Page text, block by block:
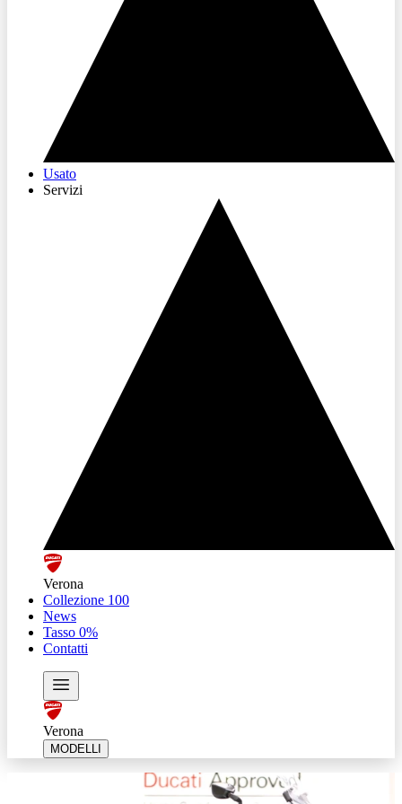
Usato
Servizi
Verona
Collezione 100
News
Tasso 0%
Contatti
Verona
MODELLI